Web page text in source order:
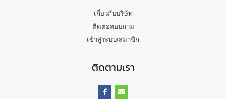
เกี่ยวกับบริษัท
ติดต่อสอบถาม
เข้าสู่ระบบ/สมาชิก
ติดตามเรา